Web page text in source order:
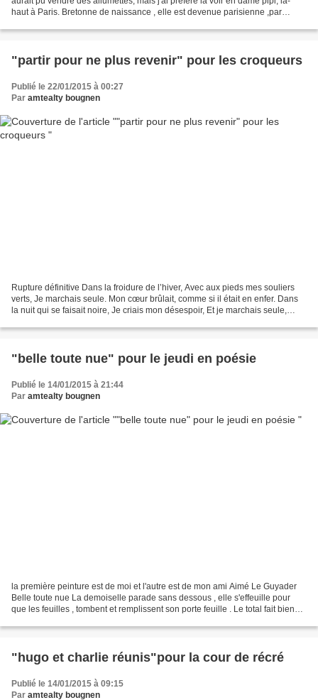
haut à Paris. Bretonne de naissance , elle est devenue parisienne ,par
"partir pour ne plus revenir" pour les croqueurs
Publié le 22/01/2015 à 00:27
Par amtealty bougnen
Rupture définitive Dans la froidure de l’hiver, Avec aux pieds mes souliers
verts, Je marchais seule. Mon cœur brûlait, comme si il était en enfer. Dans
la nuit qui se faisait noire, Je criais mon désespoir, Et je marchais seule,
"belle toute nue" pour le jeudi en poésie
Publié le 14/01/2015 à 21:44
Par amtealty bougnen
la première peinture est de moi et l'autre est de mon ami Aimé Le Guyader
Belle toute nue La demoiselle parade sans dessous , elle s'effeuille pour
que les feuilles , tombent et remplissent son porte feuille . Le total fait bien
"hugo et charlie réunis"pour la cour de récré
Publié le 14/01/2015 à 09:15
Par amtealty bougnen